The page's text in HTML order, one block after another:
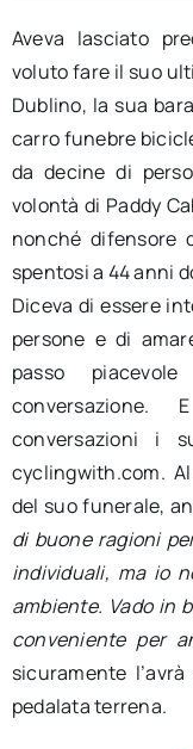
Aveva lasciato
voluto fare il suo
Dublino, la sua
carro funebre
da decine di
volontà di Paddy
nonché difensore
spentosi a 44 anni
Diceva di essere
persone e di
passo
conversazioni i
cyclingwith.com.
del suo funerale,
di buone ragioni
individuali, ma io
ambiente. Vado in
conveniente per
sicuramente
pedalata terrena.